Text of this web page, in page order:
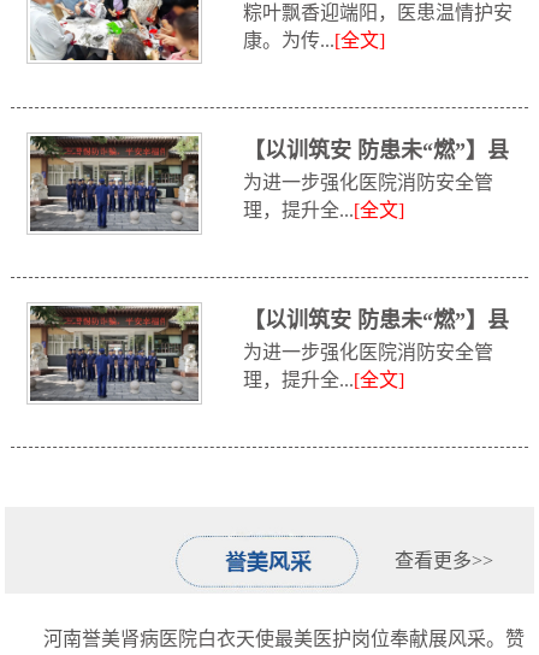
肾病医...
粽叶飘香迎端阳，医患温情护安
康。为传...[全文]
【以训筑安 防患未“燃”】县
消防救援...
为进一步强化医院消防安全管
理，提升全...[全文]
【以训筑安 防患未“燃”】县
消防救援...
为进一步强化医院消防安全管
理，提升全...[全文]
查看更多>>
河南誉美肾病医院白衣天使最美医护岗位奉献展风采。赞